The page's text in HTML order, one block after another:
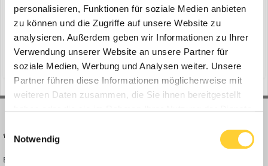
personalisieren, Funktionen für soziale Medien anbieten
zu können und die Zugriffe auf unsere Website zu
analysieren. Außerdem geben wir Informationen zu Ihrer
Verwendung unserer Website an unsere Partner für
soziale Medien, Werbung und Analysen weiter. Unsere
Partner führen diese Informationen möglicherweise mit
weiteren Daten zusammen, die Sie ihnen bereitgestellt
Notwendig
Willich, 15.02.2022 - Die Flutkatastrophe im Ahrtal mit all seinen
Auswirkungen wird noch in vielen Jahren Erinnerungen des
Schreckens hervorrufen. Im Schatten der gigantischen
Zerstörungen ist eine immense Wideraufbauoffensive angelaufen,
bei der auch die Anlagenkompetenz von Moerschen Mobile
Aufbe...
28. Februar 2022
(und 6 weitere)
BAUFORUM24
Bauforum24 News